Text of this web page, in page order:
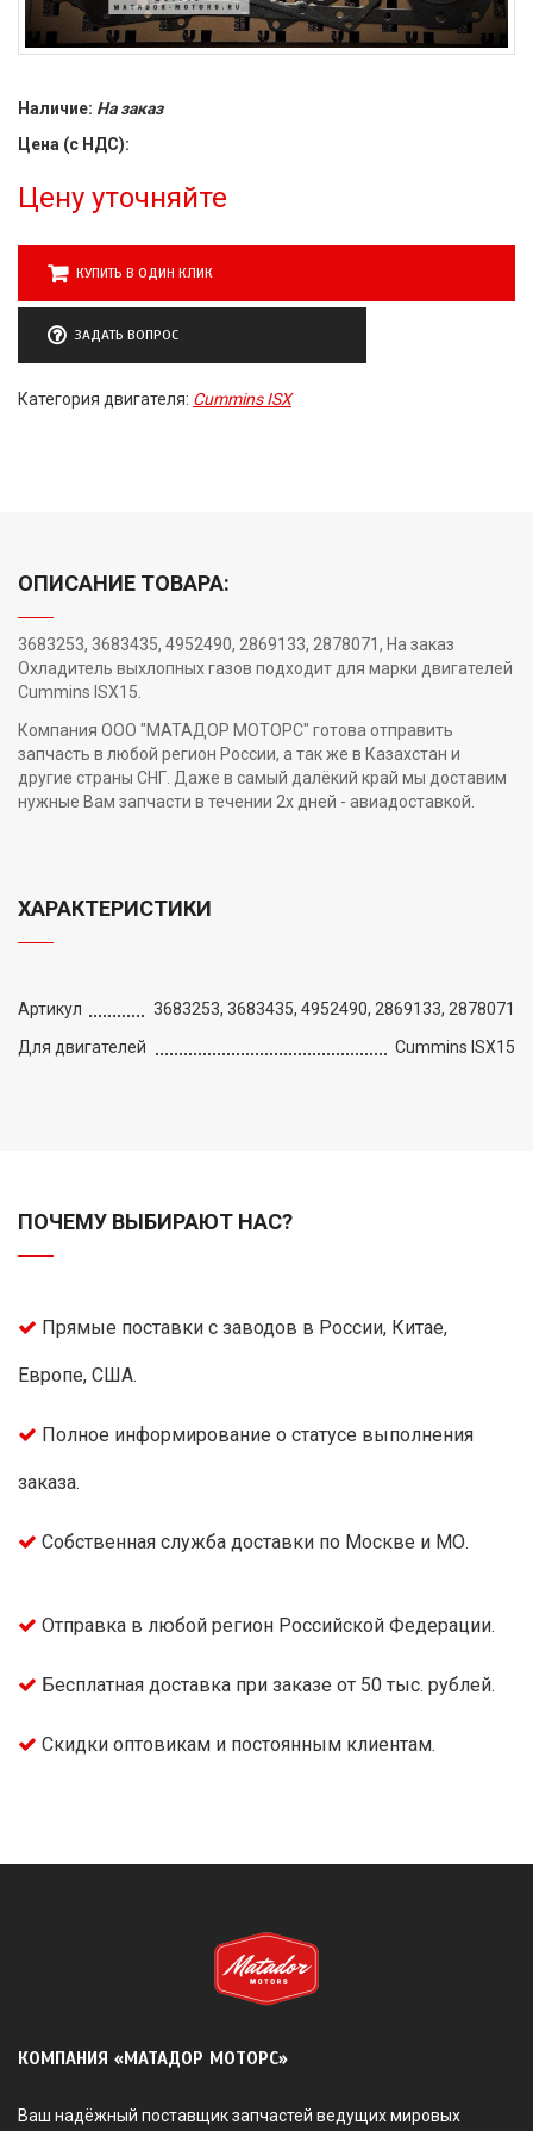
Наличие: На заказ
Цена (с НДС):
Цену уточняйте
КУПИТЬ В ОДИН КЛИК
ЗАДАТЬ ВОПРОС
Категория двигателя: Cummins ISX
ОПИСАНИЕ ТОВАРА:
3683253, 3683435, 4952490, 2869133, 2878071, На заказ
Охладитель выхлопных газов подходит для марки двигателей
Cummins ISX15.
Компания ООО "МАТАДОР МОТОРС" готова отправить
запчасть в любой регион России, а так же в Казахстан и
другие страны СНГ. Даже в самый далёкий край мы доставим
нужные Вам запчасти в течении 2х дней - авиадоставкой.
ХАРАКТЕРИСТИКИ
Артикул
3683253, 3683435, 4952490, 2869133, 2878071
Для двигателей
Cummins ISX15
ПОЧЕМУ ВЫБИРАЮТ НАС?
Прямые поставки с заводов в России, Китае,
Европе, США.
Полное информирование о статусе выполнения
заказа.
Собственная служба доставки по Москве и МО.
Отправка в любой регион Российской Федерации.
Бесплатная доставка при заказе от 50 тыс. рублей.
Скидки оптовикам и постоянным клиентам.
КОМПАНИЯ «МАТАДОР МОТОРС»
Ваш надёжный поставщик запчастей ведущих мировых